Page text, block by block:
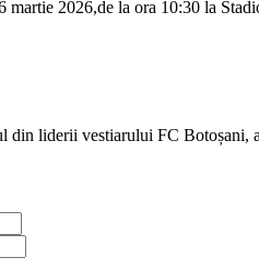
martie 2026,de la ora 10:30 la
din liderii vestiarului FC Botoșani,